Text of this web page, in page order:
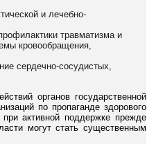
и лечебно-
травматизма и
кровообращения,
сердечно-сосудистых,
органов государственной
по пропаганде здорового
активной поддержке прежде
могут стать существенным